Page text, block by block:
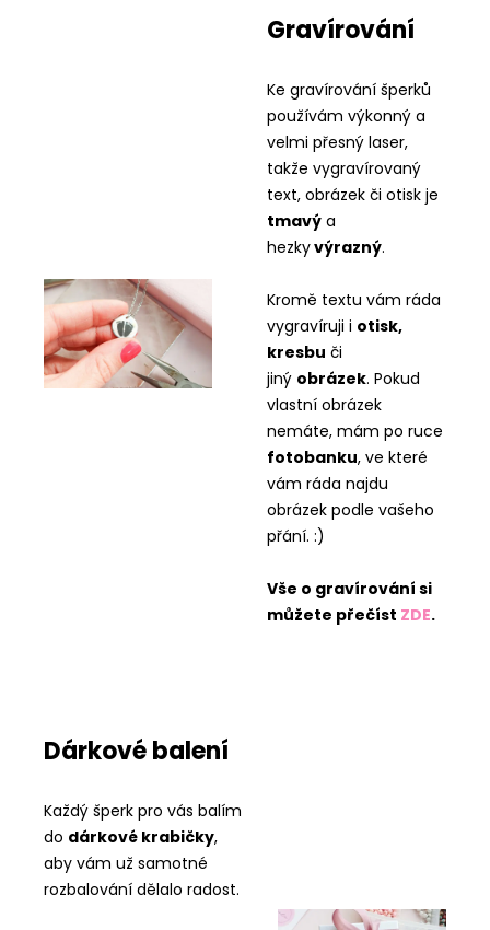
Gravírování
Ke gravírování šperků
používám výkonný a
velmi přesný laser,
takže vygravírovaný
text, obrázek či otisk je
tmavý a
hezkyvýrazný.
Kromě textu vám ráda
vygravíruji i otisk,
kresbu či
jiný obrázek. Pokud
vlastní obrázek
nemáte, mám po ruce
fotobanku, ve které
vám ráda najdu
obrázek podle vašeho
přání. :)
Vše o gravírování si
můžete přečíst ZDE.
Dárkové balení
Každý šperk pro vás balím
do dárkové krabičky,
aby vám už samotné
rozbalování dělalo radost.